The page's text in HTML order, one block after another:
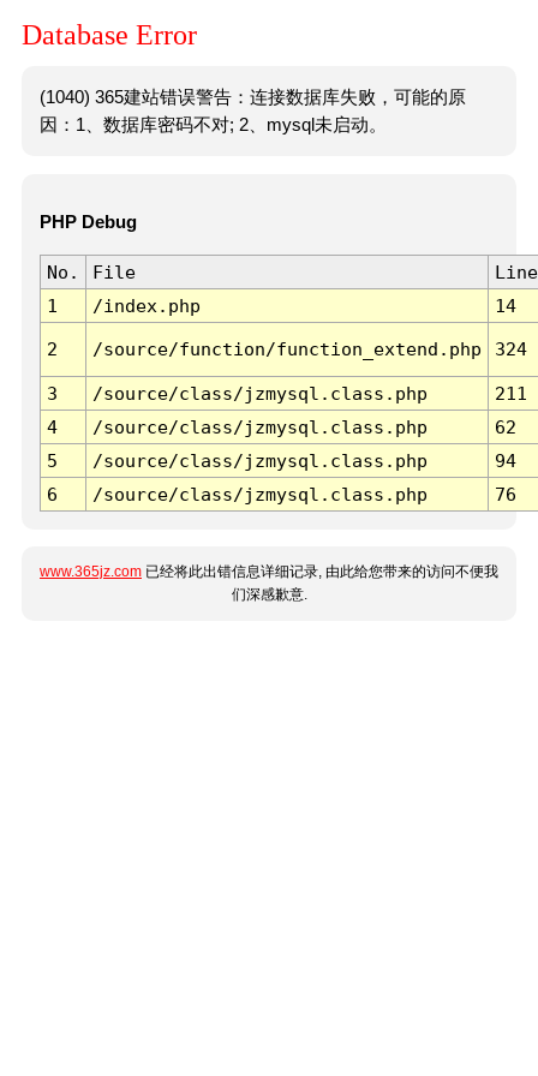
Database Error
(1040) 365建站错误警告：连接数据库失败，可能的原
因：1、数据库密码不对; 2、mysql未启动。
PHP Debug
No. File
Line
1
/index.php 14
2 /source/function/function_extend.php 324
3 /source/class/jzmysql.class.php
211
4
/source/class/jzmysql.class.php
62
5
/source/class/jzmysql.class.php
94
6
/source/class/jzmysql.class.php 76
www.365jz.com 已经将此出错信息详细记录, 由此给您带来的访问不便我
们深感歉意.